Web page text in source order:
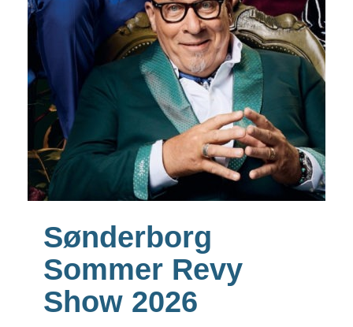
Sønderborg
Sommer Revy
Show 2026